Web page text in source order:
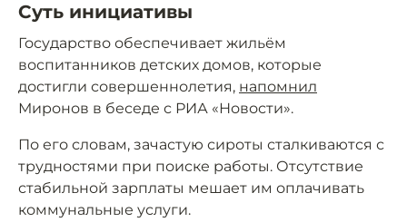
Суть инициативы
Государство обеспечивает жильём
воспитанников детских домов, которые
достигли совершеннолетия, напомнил
Миронов в беседе с РИА «Новости».
По его словам, зачастую сироты сталкиваются с
трудностями при поиске работы. Отсутствие
стабильной зарплаты мешает им оплачивать
коммунальные услуги.